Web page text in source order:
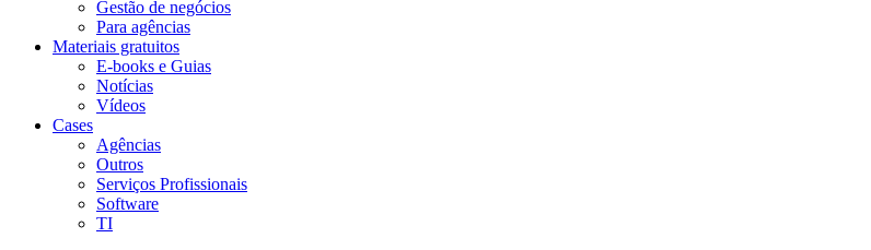
Gestão de negócios
Para agências
Materiais gratuitos
E-books e Guias
Notícias
Vídeos
Cases
Agências
Outros
Serviços Profissionais
Software
TI